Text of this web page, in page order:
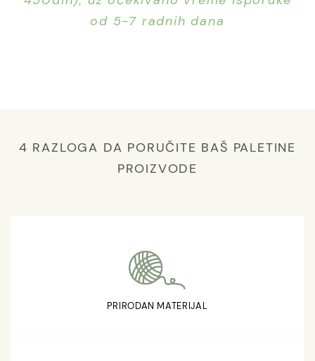
od 5-7 radnih dana
4 RAZLOGA DA PORUČITE BAŠ PALETINE
PROIZVODE
PRIRODAN MATERIJAL